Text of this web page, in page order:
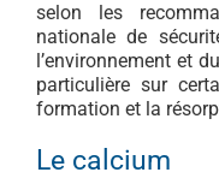
selon les
nationale de
l’environnement et
particulière sur
formation et la
Le calcium